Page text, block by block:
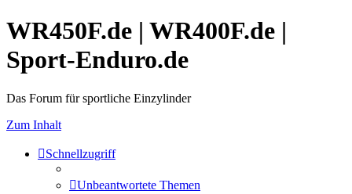
WR450F.de | WR400F.de |
Sport-Enduro.de
Das Forum für sportliche Einzylinder
Zum Inhalt
Schnellzugriff
Unbeantwortete Themen